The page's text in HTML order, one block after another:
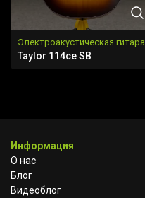
Электроакустическая гитара
Taylor 114ce SB
Информация
О нас
Блог
Видеоблог